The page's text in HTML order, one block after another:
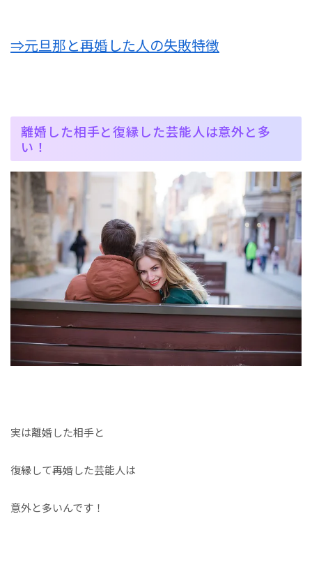
⇒元旦那と再婚した人の失敗特徴
離婚した相手と復縁した芸能人は意外と多
い！
実は離婚した相手と
復縁して再婚した芸能人は
意外と多いんです！